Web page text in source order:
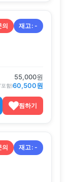
의 재고:-
55,000원
포함)60,500원
찜하기
의 재고:-